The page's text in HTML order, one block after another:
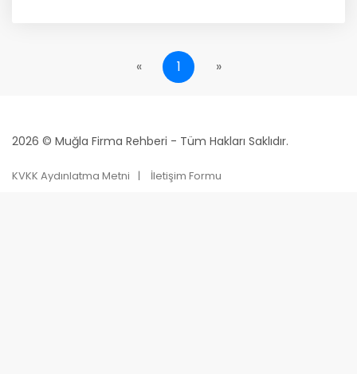
« 1 »
2026 © Muğla Firma Rehberi - Tüm Hakları Saklıdır.
KVKK Aydınlatma Metni İletişim Formu